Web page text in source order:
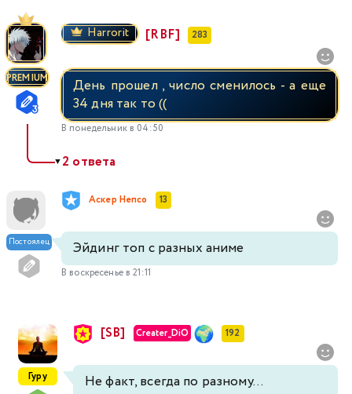
PREMIUM
Harrorit [RBF] 283
День прошел , число сменилось - а еще
34 дня так то ((
В понедельник в 04:50
▼2 ответа
Постоялец
Аскер Непсо 13
Эйдинг топ с разных аниме
В воскресенье в 21:11
Гуру
[SB] Creater_DiO 192
Не факт, всегда по разному...